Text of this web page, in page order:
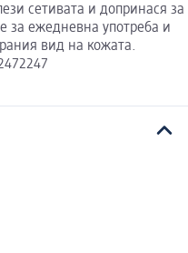
сетивата и допринася за
за ежедневна употреба и
вид на кожата.